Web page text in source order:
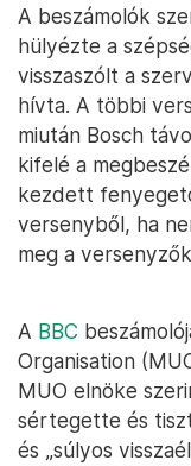
A beszámolók
hülyézte a
visszaszólt a
hívta. A többi
miután Bosch
kifelé a
kezdett
versenyből, ha
meg a
A BBC
Organisation
MUO elnöke
sértegette és
és „súlyos